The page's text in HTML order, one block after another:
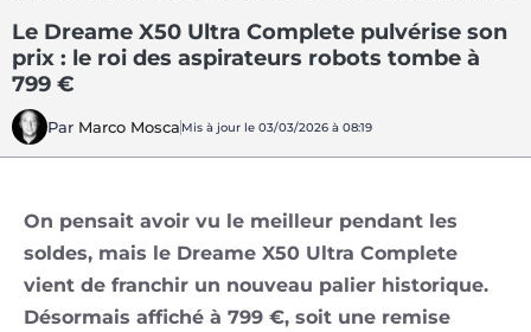
Le Dreame X50 Ultra Complete pulvérise son
prix : le roi des aspirateurs robots tombe à
799 €
Par Marco Mosca Mis à jour le 03/03/2026 à 08:19
On pensait avoir vu le meilleur pendant les
soldes, mais le Dreame X50 Ultra Complete
vient de franchir un nouveau palier historique.
Désormais affiché à 799 €, soit une remise